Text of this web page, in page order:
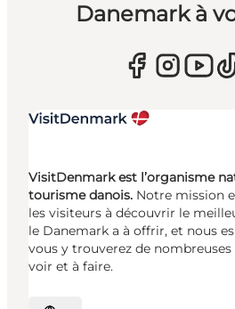
Danemark à
VisitDenmark est l’organisme
tourisme danois. Notre mission
les visiteurs à découvrir le
le Danemark a à offrir, et nous
vous y trouverez de nombreuses
voir et à faire.